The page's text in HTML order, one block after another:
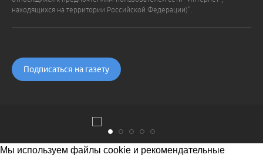
находящихся на территории Российской Федерации)".
Подписаться на газету
Мы используем файлы cookie и рекомендательные